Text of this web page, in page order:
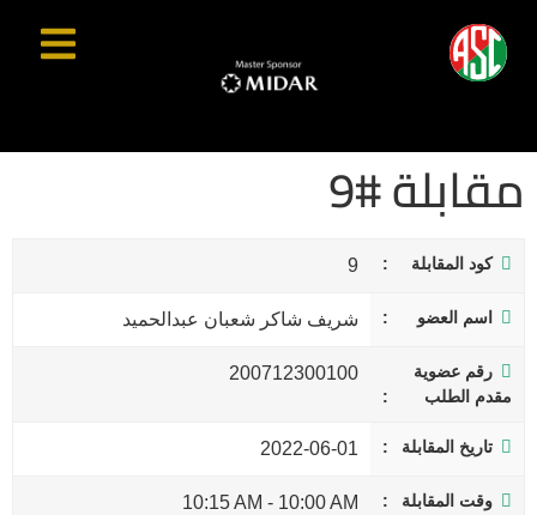
مقابلة #9
كود المقابلة 9
اسم العضو شريف شاكر شعبان عبدالحميد
رقم عضوية
مقدم الطلب
200712300100
تاريخ المقابلة 2022-06-01
وقت المقابلة 10:00 AM
-
10:15 AM